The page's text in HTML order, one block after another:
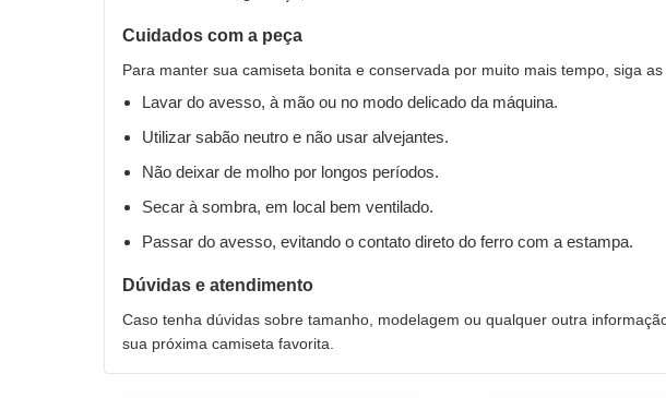
Cuidados com a peça
Para manter sua camiseta bonita e conservada por muito mais tempo, siga
Lavar do avesso, à mão ou no modo delicado da máquina.
Utilizar sabão neutro e não usar alvejantes.
Não deixar de molho por longos períodos.
Secar à sombra, em local bem ventilado.
Passar do avesso, evitando o contato direto do ferro com a estampa.
Dúvidas e atendimento
Caso tenha dúvidas sobre tamanho, modelagem ou qualquer outra
sua próxima camiseta favorita.